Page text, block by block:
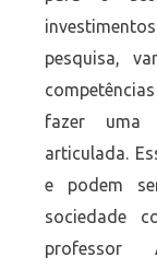
pesquisa,
fazer uma
articulada.
e podem
sociedade
professor